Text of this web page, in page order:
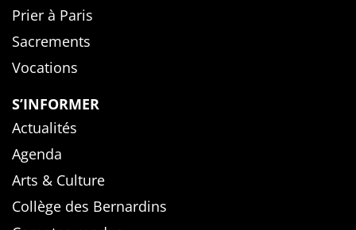
Prier à Paris
Sacrements
Vocations
S’INFORMER
Actualités
Agenda
Arts & Culture
Collège des Bernardins